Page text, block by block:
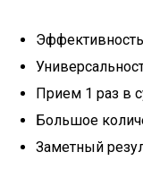
Прием 1 раз в
Большое
Заметный